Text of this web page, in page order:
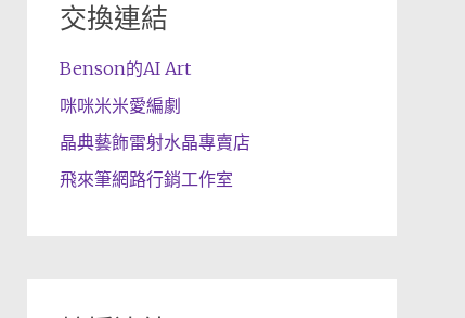
交換連結
Benson的AI Art
咪咪米米愛編劇
晶典藝飾雷射水晶專賣店
飛來筆網路行銷工作室